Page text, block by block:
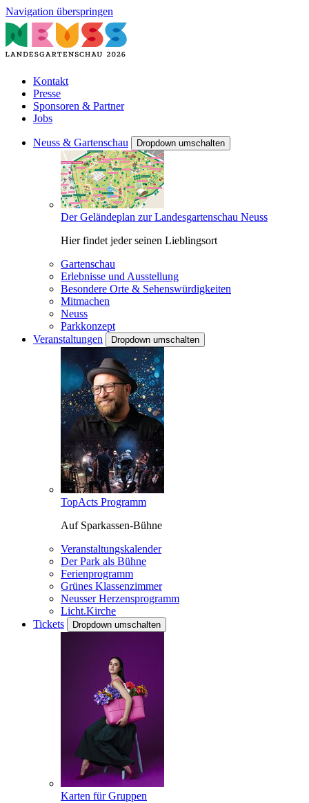
Navigation überspringen
Kontakt
Presse
Sponsoren & Partner
Jobs
Neuss & Gartenschau Dropdown umschalten
Der Geländeplan zur Landesgartenschau Neuss
Hier findet jeder seinen Lieblingsort
Gartenschau
Erlebnisse und Ausstellung
Besondere Orte & Sehenswürdigkeiten
Mitmachen
Neuss
Parkkonzept
Veranstaltungen
Dropdown umschalten
TopActs Programm
Auf Sparkassen-Bühne
Veranstaltungskalender
Der Park als Bühne
Ferienprogramm
Grünes Klassenzimmer
Neusser Herzensprogramm
Licht.Kirche
Tickets
Dropdown umschalten
Karten für Gruppen